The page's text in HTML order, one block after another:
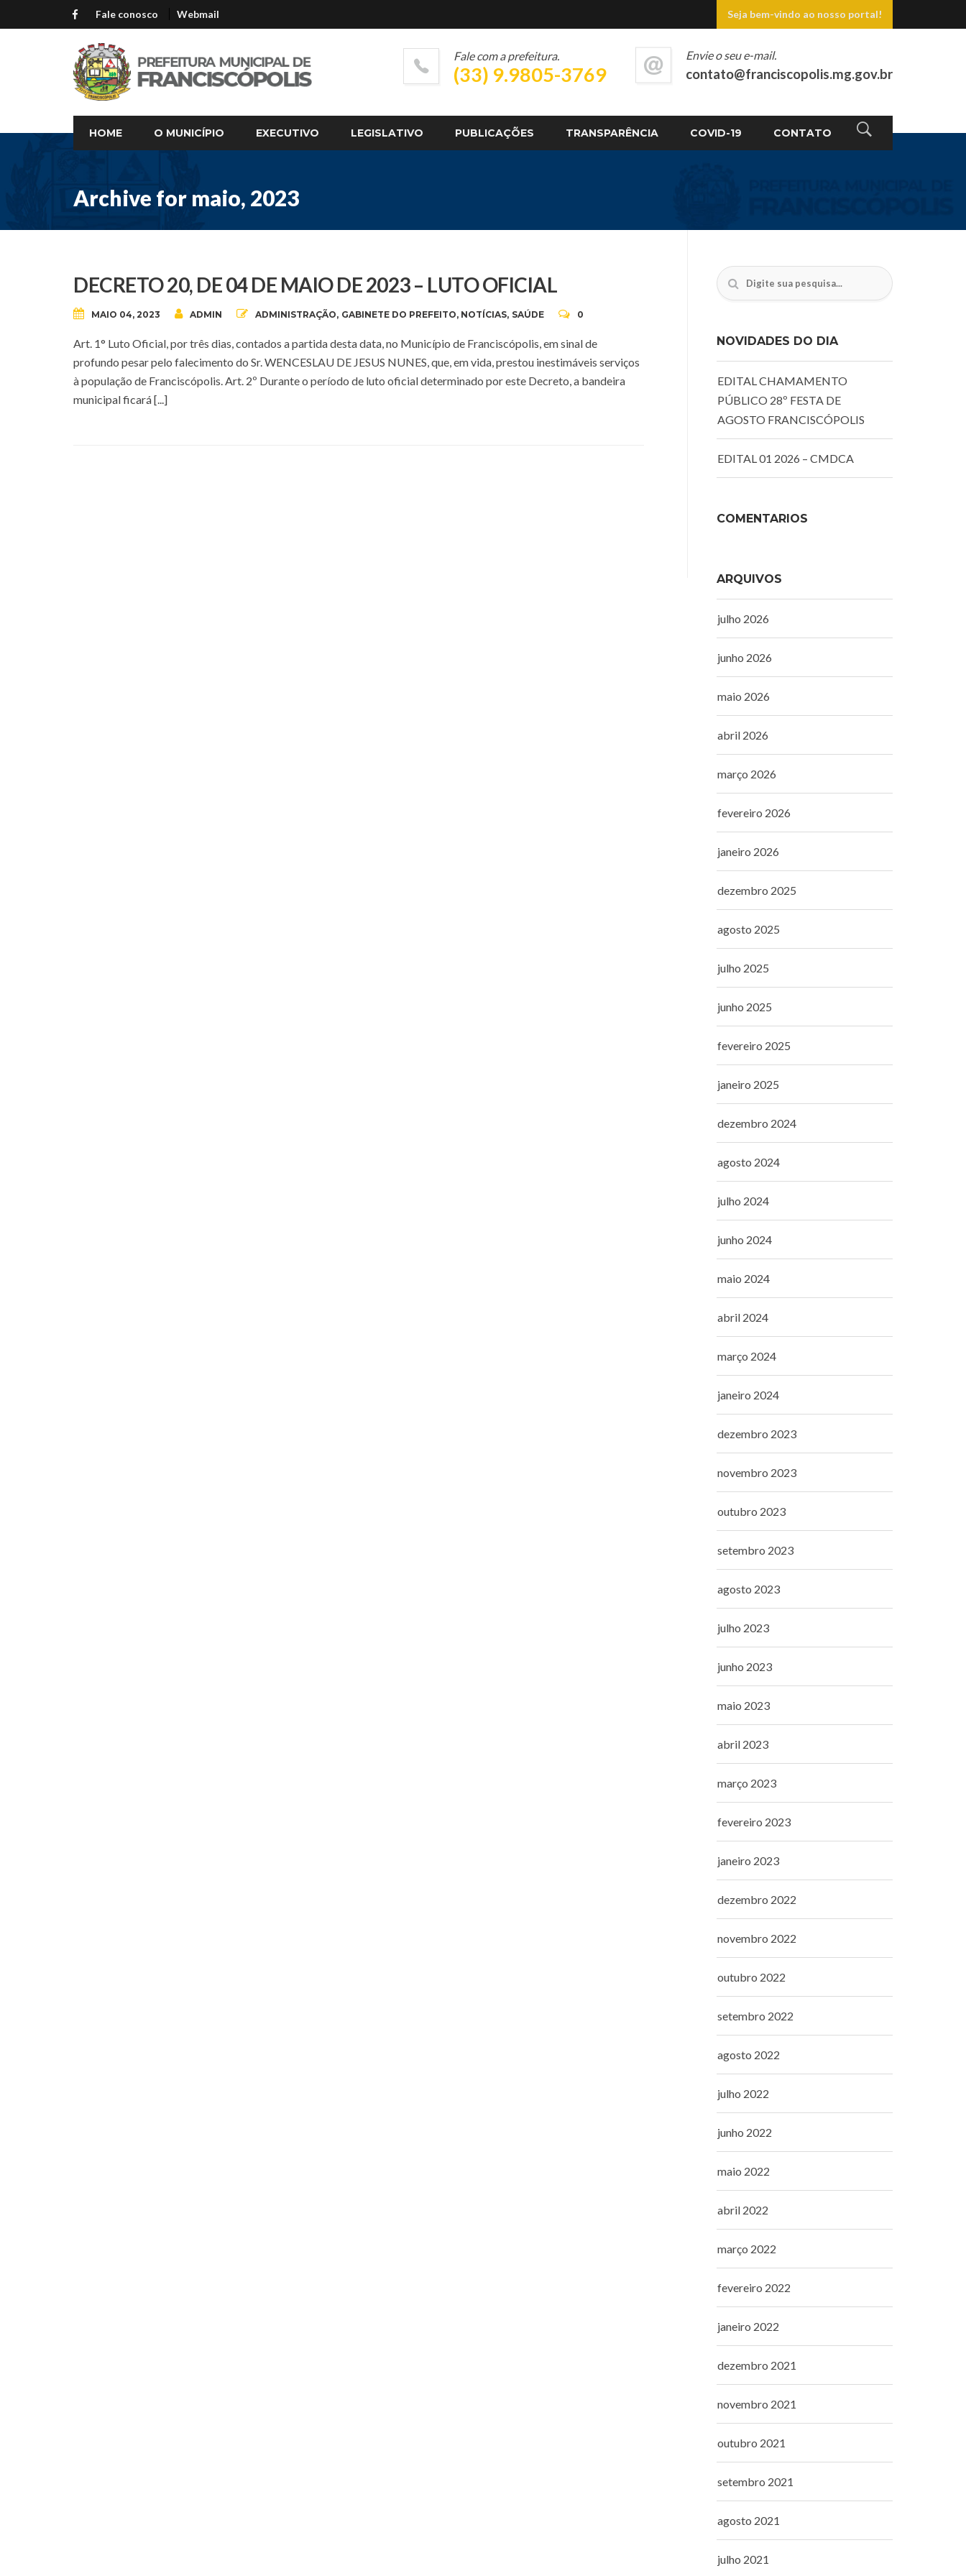
Seja bem-vindo ao nosso portal!
Fale conosco Webmail
HOME O MUNICÍPIO EXECUTIVO LEGISLATIVO PUBLICAÇÕES TRANSPARÊNCIA COVID-19 CONTATO
Envie o seu e-mail.
contato@franciscopolis.mg.gov.br
Fale com a prefeitura.
(33) 9.9805-3769
Archive for maio, 2023
DECRETO 20, DE 04 DE MAIO DE 2023 – LUTO OFICIAL
MAIO 04, 2023 ADMIN ADMINISTRAÇÃO, GABINETE DO PREFEITO, NOTÍCIAS, SAÚDE 0
Art. 1° Luto Oficial, por três dias, contados a partida desta data, no Município de Franciscópolis, em sinal de
profundo pesar pelo falecimento do Sr. WENCESLAU DE JESUS NUNES, que, em vida, prestou inestimáveis serviços
à população de Franciscópolis. Art. 2º Durante o período de luto oficial determinado por este Decreto, a bandeira
municipal ficará [...]
NOVIDADES DO DIA
EDITAL CHAMAMENTO
PÚBLICO 28º FESTA DE
AGOSTO FRANCISCÓPOLIS
EDITAL 01 2026 – CMDCA
COMENTÁRIOS
ARQUIVOS
julho 2026
junho 2026
maio 2026
abril 2026
março 2026
fevereiro 2026
janeiro 2026
dezembro 2025
agosto 2025
julho 2025
junho 2025
fevereiro 2025
janeiro 2025
dezembro 2024
agosto 2024
julho 2024
junho 2024
maio 2024
abril 2024
março 2024
janeiro 2024
dezembro 2023
novembro 2023
outubro 2023
setembro 2023
agosto 2023
julho 2023
junho 2023
maio 2023
abril 2023
março 2023
fevereiro 2023
janeiro 2023
dezembro 2022
novembro 2022
outubro 2022
setembro 2022
agosto 2022
julho 2022
junho 2022
maio 2022
abril 2022
março 2022
fevereiro 2022
janeiro 2022
dezembro 2021
novembro 2021
outubro 2021
setembro 2021
agosto 2021
julho 2021